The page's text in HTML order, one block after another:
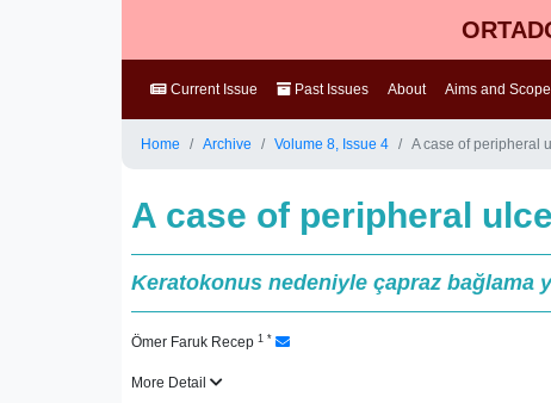
Current Issue Past Issues About Aims and Scope
Home Archive Volume 8, Issue 4 A case of peripheral
A case of peripheral
Keratokonus nedeniyle çapraz bağlama
Ömer Faruk Recep 1 *
More Detail